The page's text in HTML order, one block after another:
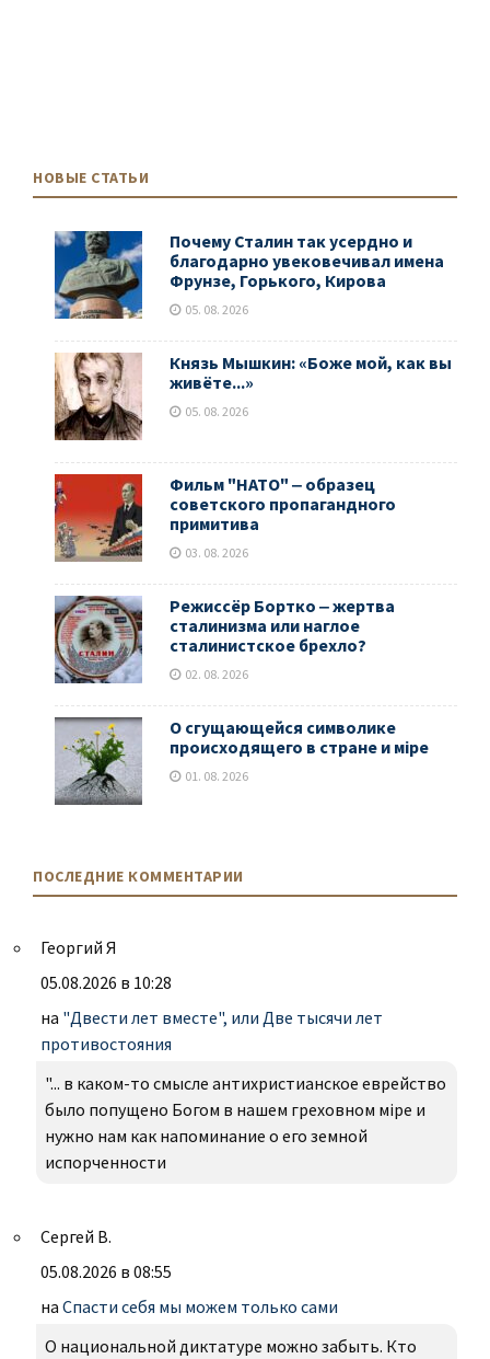
НОВЫЕ СТАТЬИ
Почему Сталин так усердно и
благодарно увековечивал имена
Фрунзе, Горького, Кирова
05. 08. 2026
Князь Мышкин: «Боже мой, как вы
живёте...»
05. 08. 2026
Фильм "НАТО" ‒ образец
советского пропагандного
примитива
03. 08. 2026
Режиссёр Бортко ‒ жертва
сталинизма или наглое
сталинистское брехло?
02. 08. 2026
О сгущающейся символике
происходящего в стране и мiре
01. 08. 2026
ПОСЛЕДНИЕ КОММЕНТАРИИ
Георгий Я
05.08.2026 в 10:28
на "Двести лет вместе", или Две тысячи лет
противостояния
"... в каком-то смысле антихристианское еврейство
было попущено Богом в нашем греховном міре и
нужно нам как напоминание о его земной
испорченности
Сергей В.
05.08.2026 в 08:55
на Спасти себя мы можем только сами
О национальной диктатуре можно забыть. Кто